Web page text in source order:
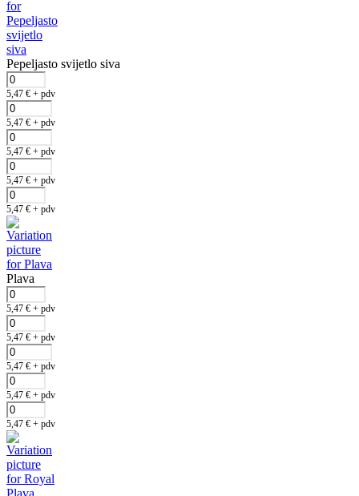
Pepeljasto svijetlo siva
5,47 € + pdv
5,47 € + pdv
5,47 € + pdv
5,47 € + pdv
5,47 € + pdv
Plava
5,47 € + pdv
5,47 € + pdv
5,47 € + pdv
5,47 € + pdv
5,47 € + pdv